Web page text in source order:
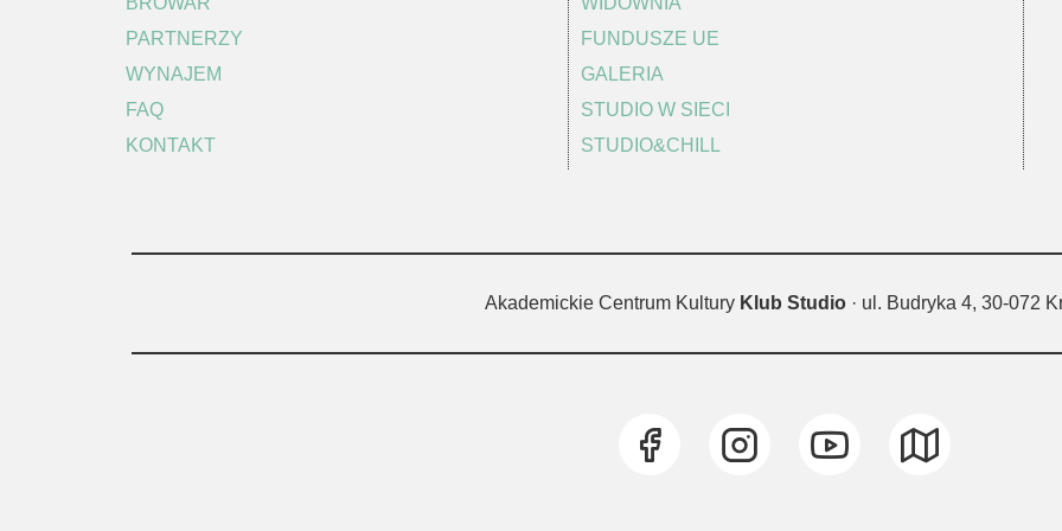
PARTNERZY
WYNAJEM
FAQ
KONTAKT
FUNDUSZE UE
GALERIA
STUDIO W SIECI
STUDIO&CHILL
Akademickie Centrum Kultury Klub Studio· ul. Budryka 4, 30-072